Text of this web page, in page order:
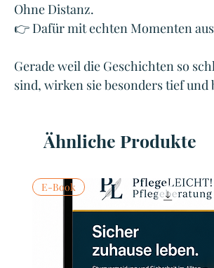
Ähnliche Produkte
E-Book
Ohne Distanz.
👉 Dafür mit echten Momenten
Gerade weil die Geschichten so
sind, wirken sie besonders tief und